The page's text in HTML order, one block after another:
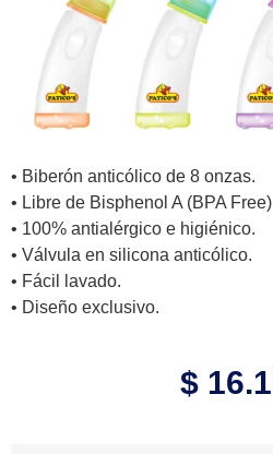
• Biberón anticólico de 8 onzas.
• Libre de Bisphenol A (BPA
• 100% antialérgico e higiénico.
• Válvula en silicona anticólico.
• Fácil lavado.
• Diseño exclusivo.
$